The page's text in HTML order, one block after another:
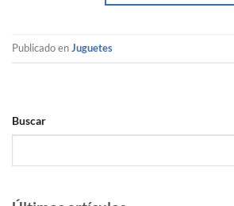
Publicado enJuguetes
Buscar